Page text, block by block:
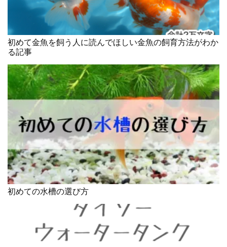
初めて金魚を飼う人に読んでほしい金魚の飼育方法がわか
る記事
初めての水槽の選び方